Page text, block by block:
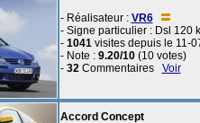
- Réalisateur : VR6
- Signe particulier : Dsl 120
- 1041visites depuis le 11-
- Note : 9.20/10(10 votes)
- 32Commentaires Voir
Accord Concept